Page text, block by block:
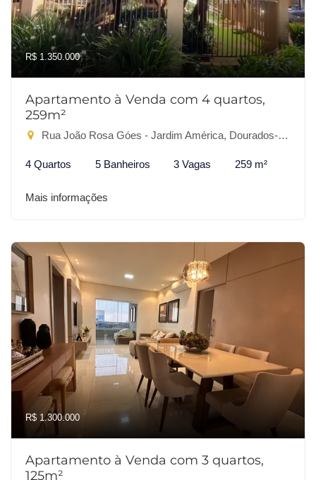
R$ 1.350.000
Apartamento à Venda com 4 quartos,
259m²
Rua João Rosa Góes - Jardim América, Dourados-MS
4 Quartos 5 Banheiros 3 Vagas 259 m²
Mais informações
R$ 1.300.000
Apartamento à Venda com 3 quartos,
125m²